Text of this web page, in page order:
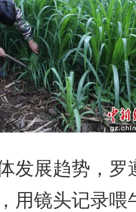
展趋势，罗
用镜头记录喂